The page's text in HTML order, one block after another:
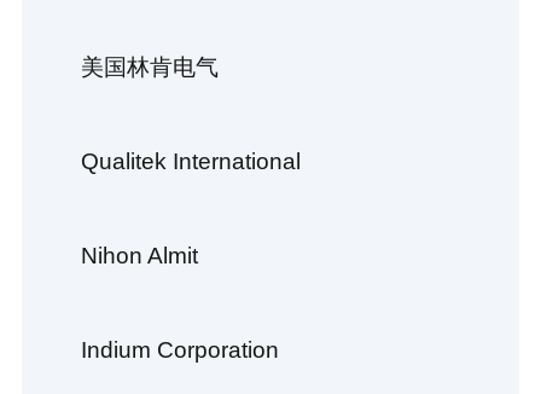
美国林肯电气
Qualitek International
Nihon Almit
Indium Corporation